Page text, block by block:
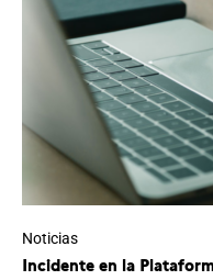
Noticias
Incidente en la